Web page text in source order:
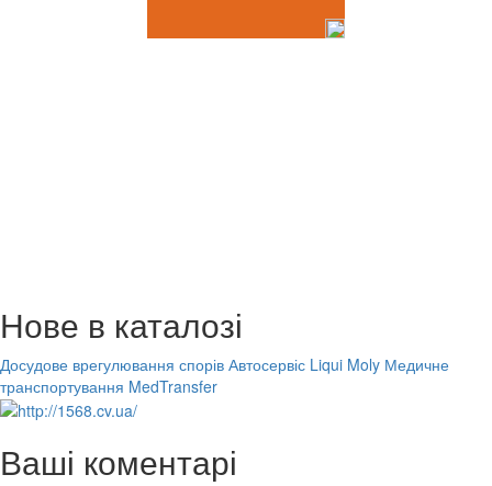
Нове в каталозі
Досудове врегулювання спорів Автосервіс Liqui Moly Медичне
транспортування MedTransfer
Ваші коментарі